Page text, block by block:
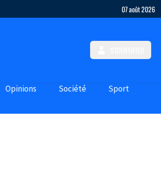
07 août 2026
Opinions Société Sport